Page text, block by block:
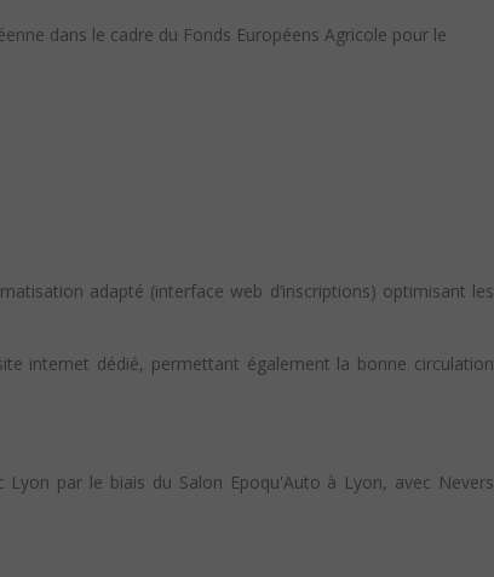
dans le cadre du Fonds Européens Agricole pour le
adapté (interface web d’inscriptions) optimisant les
internet dédié, permettant également la bonne circulation
par le biais du Salon Epoqu'Auto à Lyon, avec Nevers